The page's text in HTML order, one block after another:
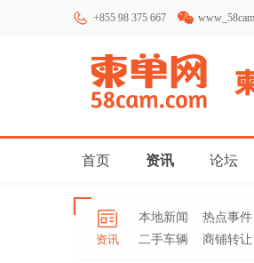
+855 98 375 667 www_58cam
首页 资讯 论坛
资讯
本地新闻 热点事件
二手车辆
商铺转让